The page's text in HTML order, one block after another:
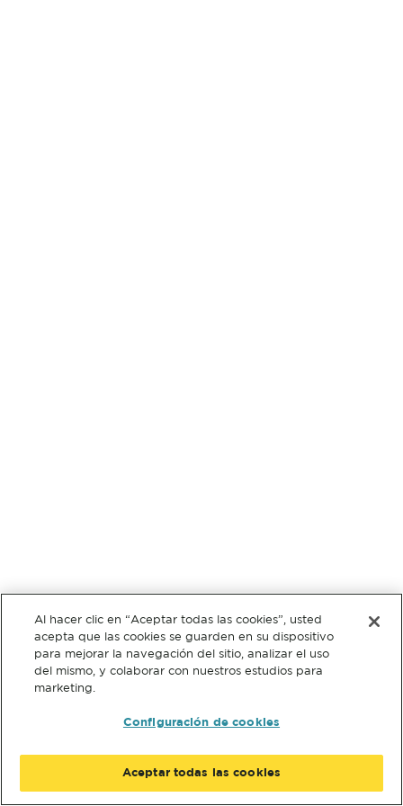
Al hacer clic en “Aceptar todas las cookies”, usted
acepta que las cookies se guarden en su dispositivo
para mejorar la navegación del sitio, analizar el uso
del mismo, y colaborar con nuestros estudios para
marketing.
Configuración de cookies
Aceptar todas las cookies